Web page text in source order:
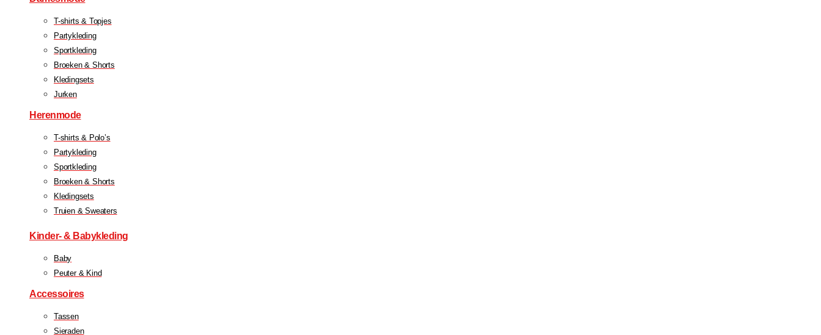
T-shirts & Topjes
Partykleding
Sportkleding
Broeken & Shorts
Kledingsets
Jurken
Herenmode
T-shirts & Polo’s
Partykleding
Sportkleding
Broeken & Shorts
Kledingsets
Truien & Sweaters
Kinder- & Babykleding
Baby
Peuter & Kind
Accessoires
Tassen
Sieraden